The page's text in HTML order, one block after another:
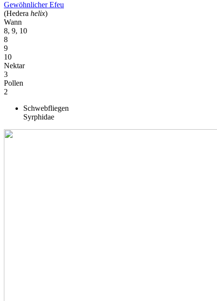
Gewöhnlicher Efeu
(Hedera helix)
Wann
8, 9, 10
8
9
10
Nektar
3
Pollen
2
Schwebfliegen
Syrphidae